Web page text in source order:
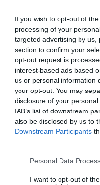
If you wish to opt-out of
processing of your
targeted advertising by us,
section to confirm your
opt-out request is
interest-based ads based
us or personal information
your opt-out. You may
disclosure of your
IAB’s list of downstream
also be disclosed by us to
Downstream Participants
Please note that this
not limited to your visit or
Personal Data
I want to opt-out of
Πώς έσπασε ο κύκλος
Η κ. Μπακαλάκου
υπόθεσης δεν θα
ένα μόνο πρόσωπο,
επρόκειτο για μια
για υπόθεση
Σύμφωνα με την
ησυνεργασία των
ορισμένων εξ
μιλήσουν.